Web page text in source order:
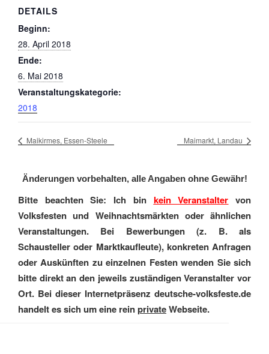
DETAILS
Beginn:
28. April 2018
Ende:
6. Mai 2018
Veranstaltungskategorie:
2018
Maikirmes, Essen-Steele Maimarkt, Landau
Änderungen vorbehalten, alle Angaben ohne Gewähr!
Bitte beachten Sie: Ich bin kein Veranstalter von
Volksfesten und Weihnachtsmärkten oder ähnlichen
Veranstaltungen. Bei Bewerbungen (z. B. als
Schausteller oder Marktkaufleute), konkreten Anfragen
oder Auskünften zu einzelnen Festen wenden Sie sich
bitte direkt an den jeweils zuständigen Veranstalter vor
Ort. Bei dieser Internetpräsenz deutsche-volksfeste.de
handelt es sich um eine reinprivateWebseite.